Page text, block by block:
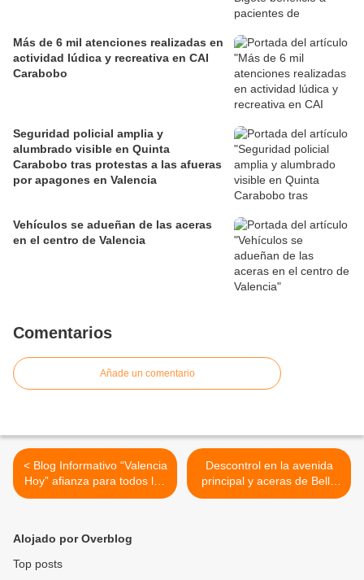
Más de 6 mil atenciones realizadas en
actividad lúdica y recreativa en CAI
Carabobo
Seguridad policial amplia y
alumbrado visible en Quinta
Carabobo tras protestas a las afueras
por apagones en Valencia
Vehículos se adueñan de las aceras
en el centro de Valencia
Comentarios
Añade un comentario
< Blog Informativo “Valencia
Hoy” afianza para todos los
mejores deseos en esta
Descontrol en la avenida
principal y aceras de Bella
Florida en Valencia no
Alojado por Overblog
Top posts